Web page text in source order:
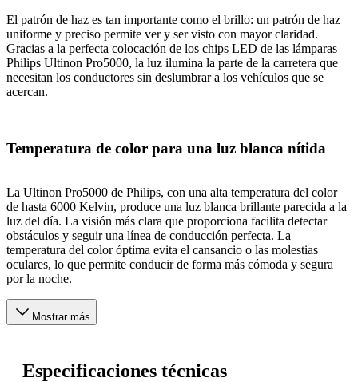
El patrón de haz es tan importante como el brillo: un patrón de haz
uniforme y preciso permite ver y ser visto con mayor claridad.
Gracias a la perfecta colocación de los chips LED de las lámparas
Philips Ultinon Pro5000, la luz ilumina la parte de la carretera que
necesitan los conductores sin deslumbrar a los vehículos que se
acercan.
Temperatura de color para una luz blanca nítida
La Ultinon Pro5000 de Philips, con una alta temperatura del color
de hasta 6000 Kelvin, produce una luz blanca brillante parecida a la
luz del día. La visión más clara que proporciona facilita detectar
obstáculos y seguir una línea de conducción perfecta. La
temperatura del color óptima evita el cansancio o las molestias
oculares, lo que permite conducir de forma más cómoda y segura
por la noche.
Mostrar más
Especificaciones técnicas